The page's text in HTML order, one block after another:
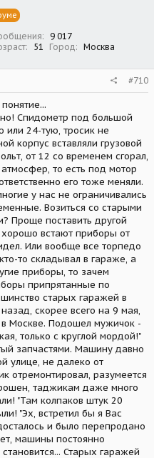
9 017
51 Город
Москва
#710
Спидометр под большой
24-тую, тросик не
корпус вставляли грузовой
от 12 со временем сгорал,
то есть под мотор
его тоже меняли.
у нас не ограничивались
Возиться со старыми
Проще поставить другой
встают приборы от
Или вообще все торпедо
то складывал в гараже, а
приборы, то зачем
припрятанные по
старых гаражей в
скорее всего на 9 мая,
в Москве. Подошел мужичок -
только с круглой мордой!"
запчастями. Машину давно
улице, не далеко от
отремонтировал, разумеется
таджикам даже много
"Там колпаков штук 20
"Эх, встретил бы я Вас
и было перепродано
машины постоянно
Старых гаражей